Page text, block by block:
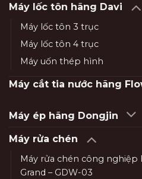
Máy lốc tôn hãng Davi
Máy lốc tôn 3 trục
Máy lốc tôn 4 trục
Máy uốn thép hình
Máy cắt tia nước hãng
Máy ép hãng Dongjin
Máy rửa chén
Máy rửa chén công nghiệp
Grand – GDW-03